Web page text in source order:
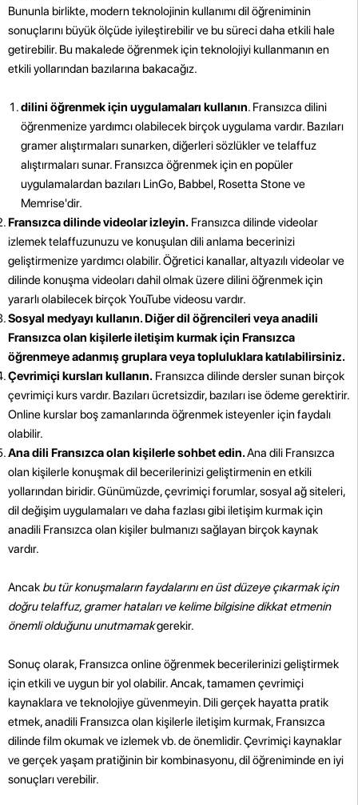
Bununla birlikte, modern teknolojinin kullanımı dil öğreniminin
sonuçlarını büyük ölçüde iyileştirebilir ve bu süreci daha etkili hale
getirebilir. Bu makalede öğrenmek için teknolojiyi kullanmanın en
etkili yollarından bazılarına bakacağız.
dilini öğrenmek için uygulamaları kullanın. Fransızca dilini
öğrenmenize yardımcı olabilecek birçok uygulama vardır. Bazıları
gramer alıştırmaları sunarken, diğerleri sözlükler ve telaffuz
alıştırmaları sunar. Fransızca öğrenmek için en popüler
uygulamalardan bazıları LinGo, Babbel, Rosetta Stone ve
Memrise'dir.
Fransızca dilinde videolar izleyin. Fransızca dilinde videolar
izlemek telaffuzunuzu ve konuşulan dili anlama becerinizi
geliştirmenize yardımcı olabilir. Öğretici kanallar, altyazılı videolar ve
dilinde konuşma videoları dahil olmak üzere dilini öğrenmek için
yararlı olabilecek birçok YouTube videosu vardır.
Sosyal medyayı kullanın. Diğer dil öğrencileri veya anadili
Fransızca olan kişilerle iletişim kurmak için Fransızca
öğrenmeye adanmış gruplara veya topluluklara katılabilirsiniz.
Çevrimiçi kursları kullanın. Fransızca dilinde dersler sunan birçok
çevrimiçi kurs vardır. Bazıları ücretsizdir, bazıları ise ödeme gerektirir.
Online kurslar boş zamanlarında öğrenmek isteyenler için faydalı
olabilir.
Ana dili Fransızca olan kişilerle sohbet edin.Ana dili Fransızca
olan kişilerle konuşmak dil becerilerinizi geliştirmenin en etkili
yollarından biridir. Günümüzde, çevrimiçi forumlar, sosyal ağ siteleri,
dil değişim uygulamaları ve daha fazlası gibi iletişim kurmak için
anadili Fransızca olan kişiler bulmanızı sağlayan birçok kaynak
vardır.
Ancak bu tür konuşmaların faydalarını en üst düzeye çıkarmak için
doğru telaffuz, gramer hataları ve kelime bilgisine dikkat etmenin
önemli olduğunu unutmamakgerekir.
Sonuç olarak, Fransızca online öğrenmek becerilerinizi geliştirmek
için etkili ve uygun bir yol olabilir. Ancak, tamamen çevrimiçi
kaynaklara ve teknolojiye güvenmeyin. Dili gerçek hayatta pratik
etmek, anadili Fransızca olan kişilerle iletişim kurmak, Fransızca
dilinde film okumak ve izlemek vb. de önemlidir. Çevrimiçi kaynaklar
ve gerçek yaşam pratiğinin bir kombinasyonu, dil öğreniminde en iyi
sonuçları verebilir.